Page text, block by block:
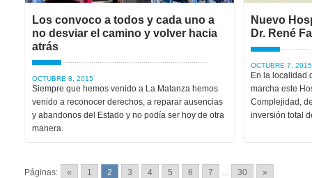
Los convoco a todos y cada uno a
no desviar el camino y volver hacia
atrás
OCTUBRE 8, 2015
Siempre que hemos venido a La Matanza hemos
venido a reconocer derechos, a reparar ausencias
y abandonos del Estado y no podía ser hoy de otra
manera.
Nuevo
Dr. René
OCTUBRE 7, 2015
En la localidad
marcha este
Complejidad,
inversión total
Páginas: « 1 2 3 4 5 6 7 ... 30 »